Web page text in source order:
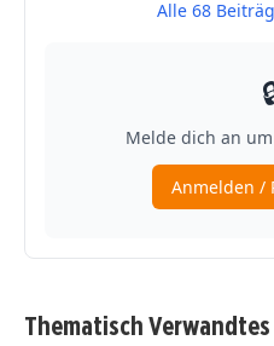
Thematisch Verwandtes